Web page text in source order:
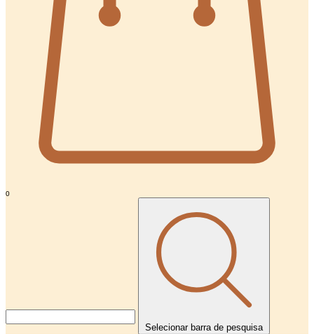
0
Selecionar barra de pesquisa